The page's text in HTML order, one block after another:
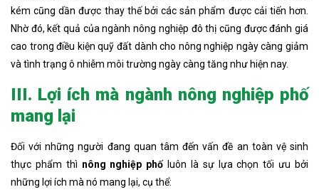
kém cũng dần được thay thế bởi các sản phẩm được cải tiến hơn.
Nhờ đó, kết quả của ngành nông nghiệp đô thị cũng được đánh giá
cao trong điều kiện quỹ đất dành cho nông nghiệp ngày càng giảm
và tình trạng ô nhiễm môi trường ngày càng tăng như hiện nay.
III. Lợi ích mà ngành nông nghiệp phố
mang lại
Đối với những người đang quan tâm đến vấn đề an toàn vệ sinh
thực phẩm thì nông nghiệp phốluôn là sự lựa chọn tối ưu bởi
những lợi ích mà nó mang lại, cụ thể: